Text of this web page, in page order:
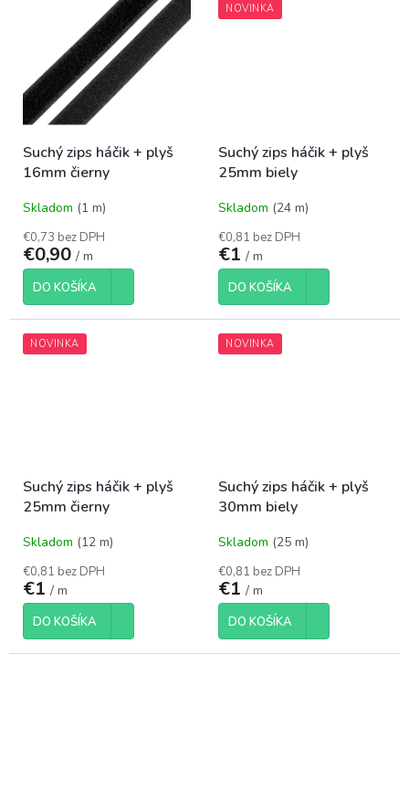
Suchý zips háčik + plyš
16mm čierny
Skladom (1 m)
€0,73 bez DPH
€0,90 / m
DO KOŠÍKA
NOVINKA
Suchý zips háčik + plyš
25mm biely
Skladom (24 m)
€0,81 bez DPH
€1 / m
DO KOŠÍKA
NOVINKA
Suchý zips háčik + plyš
25mm čierny
Skladom (12 m)
€0,81 bez DPH
€1 / m
DO KOŠÍKA
NOVINKA
Suchý zips háčik + plyš
30mm biely
Skladom (25 m)
€0,81 bez DPH
€1 / m
DO KOŠÍKA